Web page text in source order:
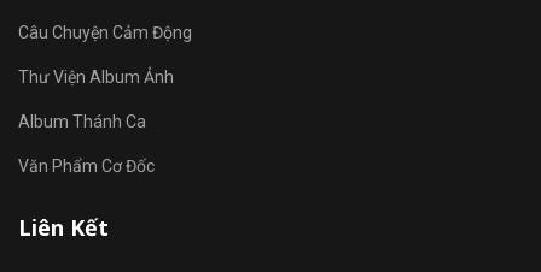
Câu Chuyện Cảm Động
Thư Viện Album Ảnh
Album Thánh Ca
Văn Phẩm Cơ Đốc
Liên Kết